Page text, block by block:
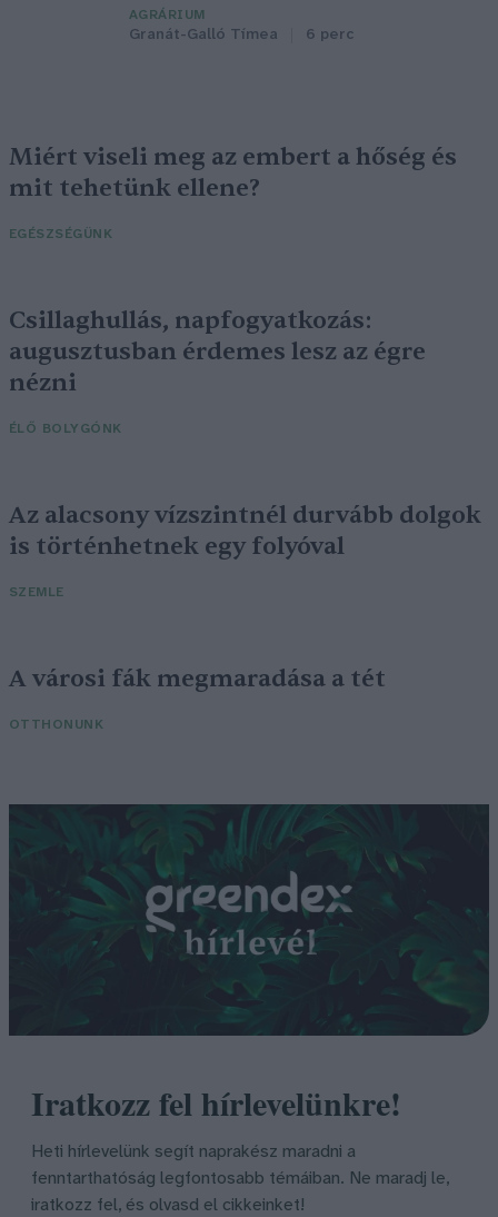
AGRÁRIUM
Granát-Galló Tímea 6 perc
Miért viseli meg az embert a hőség és
mit tehetünk ellene?
EGÉSZSÉGÜNK
Csillaghullás, napfogyatkozás:
augusztusban érdemes lesz az égre
nézni
ÉLŐ BOLYGÓNK
Az alacsony vízszintnél durvább dolgok
is történhetnek egy folyóval
SZEMLE
A városi fák megmaradása a tét
OTTHONUNK
Iratkozz fel hírlevelünkre!
Heti hírlevelünk segít naprakész maradni a
fenntarthatóság legfontosabb témáiban. Ne maradj le,
iratkozz fel, és olvasd el cikkeinket!